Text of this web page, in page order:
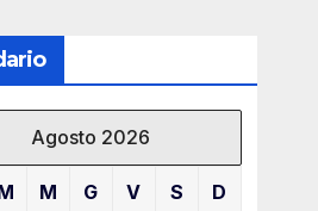
Agosto 2026
M G V S D